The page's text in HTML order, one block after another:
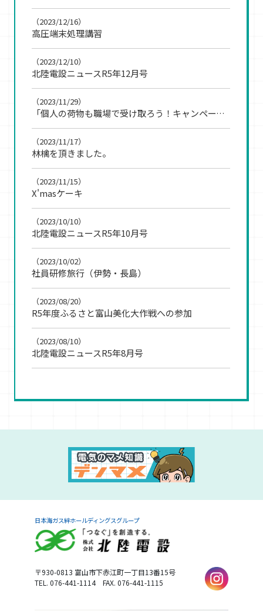
高圧端末処理講習
（2023/12/16）
北陸電設ニュースR5年12月号
（2023/12/10）
「個人の荷物も職場で受け取ろう！キャンペーン」に参加
（2023/11/29）
林檎を頂きました。
（2023/11/17）
X'masケーキ
（2023/11/15）
北陸電設ニュースR5年10月号
（2023/10/10）
社員研修旅行（伊勢・長島）
（2023/10/02）
R5年度ふるさと富山美化大作戦への参加
（2023/08/20）
北陸電設ニュースR5年8月号
（2023/08/10）
日本海ガス絆ホールディングスグループ
〒930-0813 富山市下赤江町一丁目13番15号
TEL. 076-441-1114 FAX. 076-441-1115